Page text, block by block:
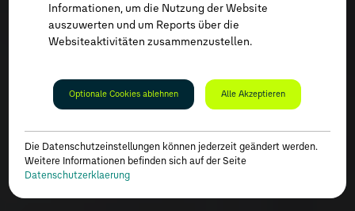
Informationen, um die Nutzung der Website
auszuwerten und um Reports über die
Websiteaktivitäten zusammenzustellen.
Optionale Cookies ablehnen Alle Akzeptieren
Die Datenschutzeinstellungen können jederzeit geändert werden.
Weitere Informationen befinden sich auf der Seite
Datenschutzerklaerung